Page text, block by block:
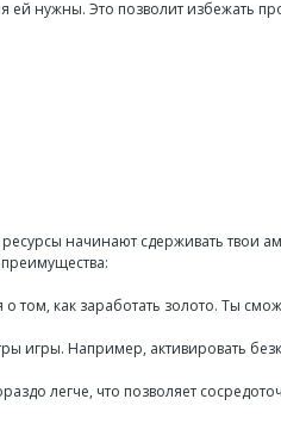
ей нужны. Это позволит избежать
начинают сдерживать твои
том, как заработать золото. Ты
игры. Например, активировать
легче, что позволяет